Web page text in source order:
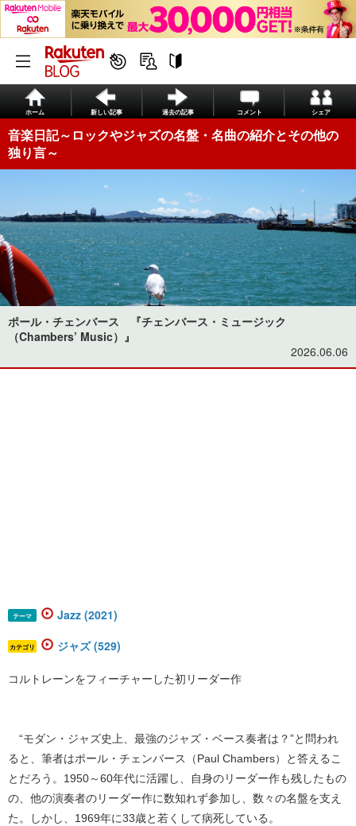
ホーム 新しい記事 過去の記事 コメント シェア
音楽日記～ロックやジャズの名盤・名曲の紹介とその他の
独り言～
ポール・チェンバース 『チェンバース・ミュージック
（Chambers’ Music）』
2026.06.06
テーマ Jazz (2021)
カテゴリ ジャズ (529)
コルトレーンをフィーチャーした初リーダー作
“モダン・ジャズ史上、最強のジャズ・ベース奏者は？”と問われ
ると、筆者はポール・チェンバース（Paul Chambers）と答えるこ
とだろう。1950～60年代に活躍し、自身のリーダー作も残したもの
の、他の演奏者のリーダー作に数知れず参加し、数々の名盤を支え
た。しかし、1969年に33歳と若くして病死している。